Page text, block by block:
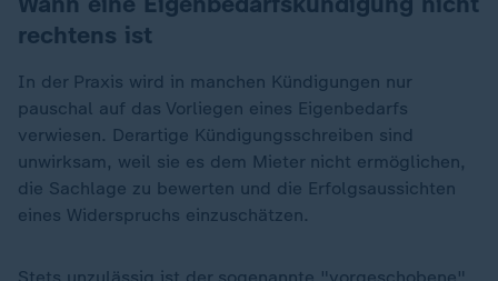
rechtens ist
In der Praxis wird in manchen Kündigungen nur
pauschal auf das Vorliegen eines Eigenbedarfs
verwiesen. Derartige Kündigungsschreiben sind
unwirksam, weil sie es dem Mieter nicht ermöglichen,
die Sachlage zu bewerten und die Erfolgsaussichten
eines Widerspruchs einzuschätzen.